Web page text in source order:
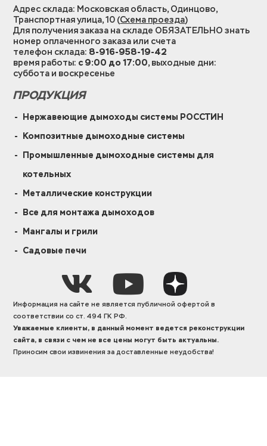
Адрес склада: Московская область, Одинцово,
Транспортная улица, 10 (Схема проезда)
Для получения заказа на складе ОБЯЗАТЕЛЬНО знать
номер оплаченного заказа или счета
телефон склада: 8-916-958-19-42
время работы: с 9:00 до 17:00, выходные дни:
суббота и воскресенье
ПРОДУКЦИЯ
Нержавеющие дымоходы системы РОССТИН
Композитные дымоходные системы
Промышленные дымоходные системы для
котельных
Металлические конструкции
Все для монтажа дымоходов
Мангалы и грили
Садовые печи
Информация на сайте не является публичной офертой в
соответствии со ст. 494 ГК РФ.
Уважаемые клиенты, в данный момент ведется реконструкции
сайта, в связи с чем не все цены могут быть актуальны.
Приносим свои извинения за доставленные неудобства!